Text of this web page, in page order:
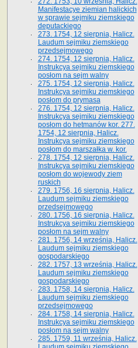
Manifestacye ziemian halickich
w sprawie sejmiku ziemskiego
deputackiego
273. 1754, 12 sierpnia, Halicz.
Laudum sejmiku ziemskiego
przedsejmowego
274. 1754, 12 sierpnia, Halicz.
Instrukcya sejmiku ziemskiego
posłom na sejm walny
275. 1754, 12 sierpnia, Halicz.
Instrukcya sejmiku ziemskiego
posłom do prymasa
276. 1754, 12 sierpnia, Halicz.
Instrukcya sejmiku ziemskiego
posłom do hetmanów kor. 277.
1754, 12 sierpnia, Halicz.
Instrukcya sejmiku ziemskiego
posłom do marszałka w. kor.
278. 1754, 12 sierpnia, Halicz.
Instrukcya sejmiku ziemskiego
posłom do wojewody ziem
ruskich
279. 1756, 16 sierpnia, Halicz.
Laudum sejmiku ziemskiego
przedsejmowego
280. 1756, 16 sierpnia, Halicz.
Instrukcya sejmiku ziemskiego
posłom na sejm walny
281. 1756, 14 września, Halicz.
Laudum sejmiku ziemskiego
gospodarskiego
282. 1757, 13 września, Halicz.
Laudum sejmiku ziemskiego
gospodarskiego
283. 1758, 14 sierpnia, Halicz.
Laudum sejmiku ziemskiego
przedsejmowego
284. 1758, 14 sierpnia, Halicz.
Instrukcya sejmiku ziemskiego
posłom na sejm walny
285. 1759, 11 września, Halicz.